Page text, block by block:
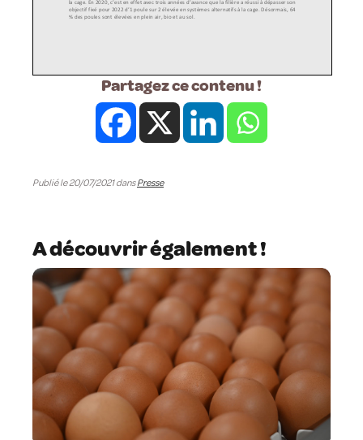
Partagez ce contenu !
Publié le 20/07/2021 dansPresse
A découvrir également !